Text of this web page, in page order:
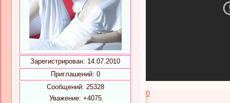
Зарегистрирован: 14.07.2010
Приглашений: 0
Сообщений: 25328
Уважение: +4075
0